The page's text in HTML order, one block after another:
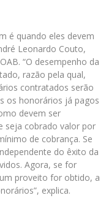
é quando eles devem
Leonardo Couto,
“O desempenho da
razão pela qual,
contratados serão
os honorários já pagos
devem ser
seja cobrado valor por
de cobrança. Se
do êxito da
Agora, se for
proveito for obtido, a
explica.